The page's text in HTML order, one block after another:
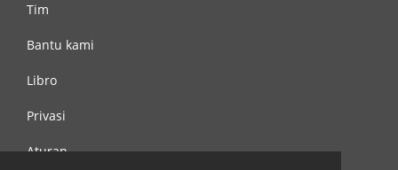
Tim
Bantu kami
Libro
Privasi
Aturan